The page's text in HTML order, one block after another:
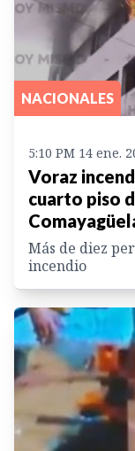
NACIONALES
5:10 PM 14 ene.
Voraz
cuarto piso
Más de diez
incendio